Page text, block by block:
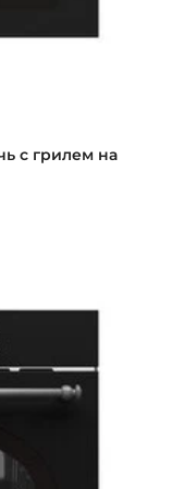
с грилем на